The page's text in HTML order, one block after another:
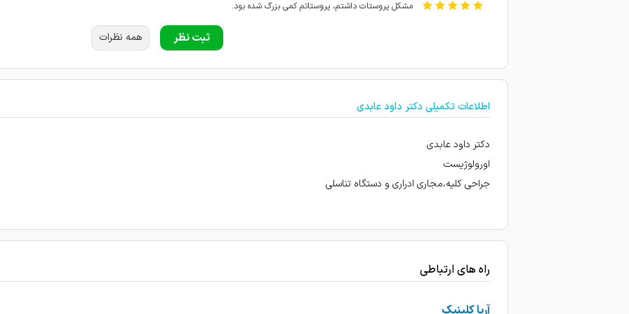
مشکل پروستات داشتم، پروستاتم کمی بزرگ شده بود.
خیلی خوب .سنگ کلیه.نتیجه عالی بود
سوزش ادرار وحل شد
خدا نگهدار خودش و خانواده اش باشه ...همسرم سنگ کلیه داشت و آقای دکتر عابدی با یک جراحی کوچک در
ثبت نظر همه نظرات
اطلاعات تکمیلی دکتر داود عابدی
دکتر داود عابدی
اورولوژیست
جراحی کلیه،مجاری ادراری و دستگاه تناسلی
راه های ارتباطی
آریا کلینیک